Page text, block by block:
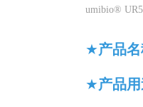
umibio®
★产品名
★产品用